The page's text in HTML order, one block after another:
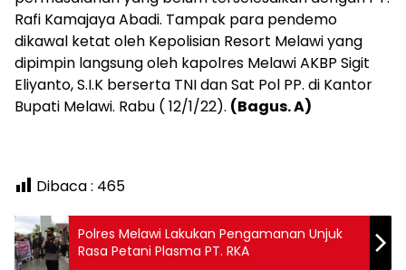
Rafi Kamajaya Abadi. Tampak para pendemo
dikawal ketat oleh Kepolisian Resort Melawi yang
dipimpin langsung oleh kapolres Melawi AKBP Sigit
Eliyanto, S.I.K berserta TNI dan Sat Pol PP. di Kantor
Bupati Melawi. Rabu ( 12/1/22). (Bagus. A)
Dibaca : 465
Polres Melawi Lakukan Pengamanan Unjuk
Rasa Petani Plasma PT. RKA